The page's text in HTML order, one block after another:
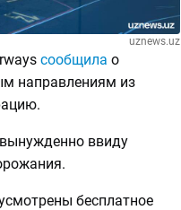
uznews.uz
сообщила о
направлениям из
ввиду
бесплатное